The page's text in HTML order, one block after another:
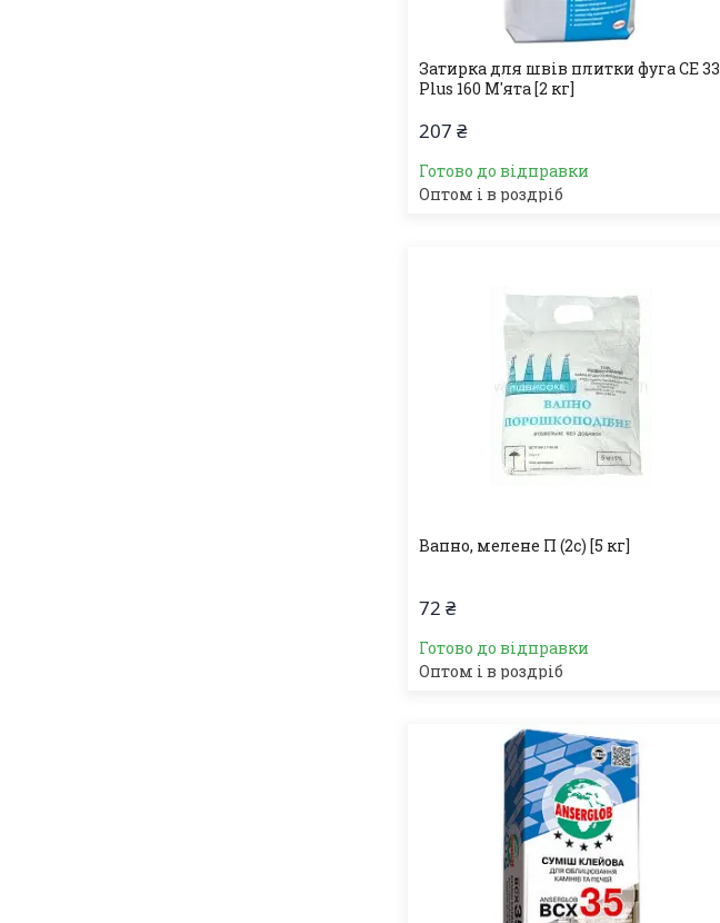
Затирка для швів плитки фуга СЕ 33
Plus 160 М'ята [2 кг]
207 ₴
Готово до відправки
Оптом і в роздріб
Вапно, мелене П (2с) [5 кг]
72 ₴
Готово до відправки
Оптом і в роздріб